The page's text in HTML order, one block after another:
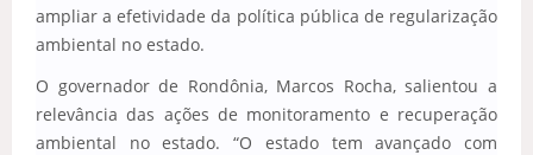
ampliar a efetividade da política pública de regularização
ambiental no estado.
O governador de Rondônia, Marcos Rocha, salientou a
relevância das ações de monitoramento e recuperação
ambiental no estado. “O estado tem avançado com